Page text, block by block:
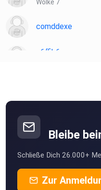
Wolke 7
comddexe
e6ffib6a
Liki
m1u8ofbn
Moers
Bleibe
Schließe Dich 26.000+
Zur